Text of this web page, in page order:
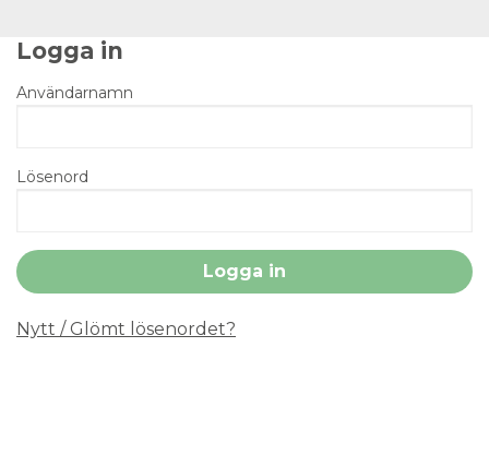
Logga in
Användarnamn
Lösenord
Nytt / Glömt lösenordet?